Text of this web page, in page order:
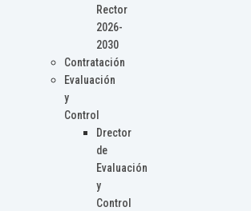
Rector
2026-
2030
Contratación
Evaluación
y
Control
Drector
de
Evaluación
y
Control